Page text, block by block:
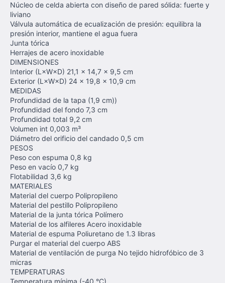
Núcleo de celda abierta con diseño de pared sólida: fuerte y
liviano
Válvula automática de ecualización de presión: equilibra la
presión interior, mantiene el agua fuera
Junta tórica
Herrajes de acero inoxidable
DIMENSIONES
Interior (L×W×D) 21,1 x 14,7 x 9,5 cm
Exterior (L×W×D) 24 x 19,8 x 10,9 cm
MEDIDAS
Profundidad de la tapa (1,9 cm))
Profundidad del fondo 7,3 cm
Profundidad total 9,2 cm
Volumen int 0,003 m³
Diámetro del orificio del candado 0,5 cm
PESOS
Peso con espuma 0,8 kg
Peso en vacío 0,7 kg
Flotabilidad 3,6 kg
MATERIALES
Material del cuerpo Polipropileno
Material del pestillo Polipropileno
Material de la junta tórica Polímero
Material de los alfileres Acero inoxidable
Material de espuma Poliuretano de 1.3 libras
Purgar el material del cuerpo ABS
Material de ventilación de purga No tejido hidrofóbico de 3
micras
TEMPERATURAS
Temperatura mínima (-40 °C)